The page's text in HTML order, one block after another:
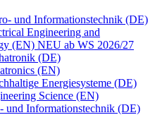
und Informationstechnik (DE)
Engineering and
(EN) NEU ab WS 2026/27
(DE)
(EN)
Energiesysteme (DE)
Science (EN)
und Informationstechnik (DE)